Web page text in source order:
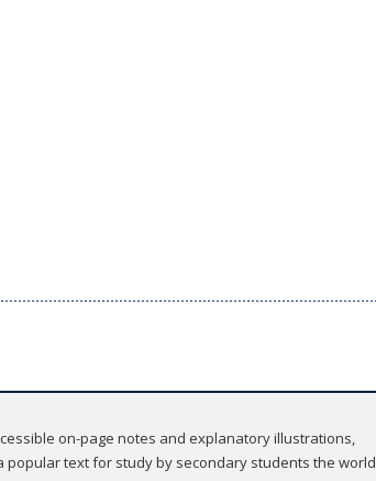
on-page notes and explanatory illustrations,
popular text for study by secondary students the world